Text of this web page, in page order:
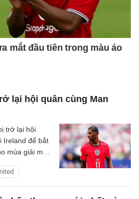
lại hội quân cùng Man
trở lại hội
Ireland để bắt
mùa giải mới.